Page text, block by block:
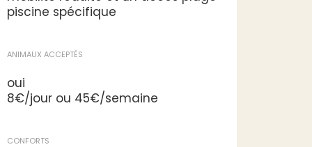
piscine spécifique
ANIMAUX ACCEPTÉS
oui
8€/jour ou 45€/semaine
CONFORTS